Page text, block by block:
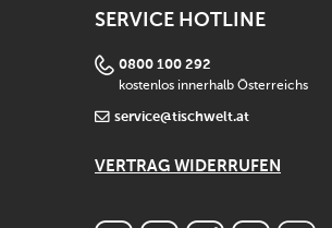
SERVICE HOTLINE
0800 100 292
kostenlos innerhalb Österreichs
service@tischwelt.at
VERTRAG WIDERRUFEN